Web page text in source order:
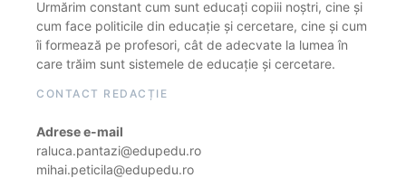
Urmărim constant cum sunt educați copiii noștri, cine și
cum face politicile din educație și cercetare, cine și cum
îi formează pe profesori, cât de adecvate la lumea în
care trăim sunt sistemele de educație și cercetare.
CONTACT REDACȚIE
Adrese e-mail
raluca.pantazi@edupedu.ro
mihai.peticila@edupedu.ro